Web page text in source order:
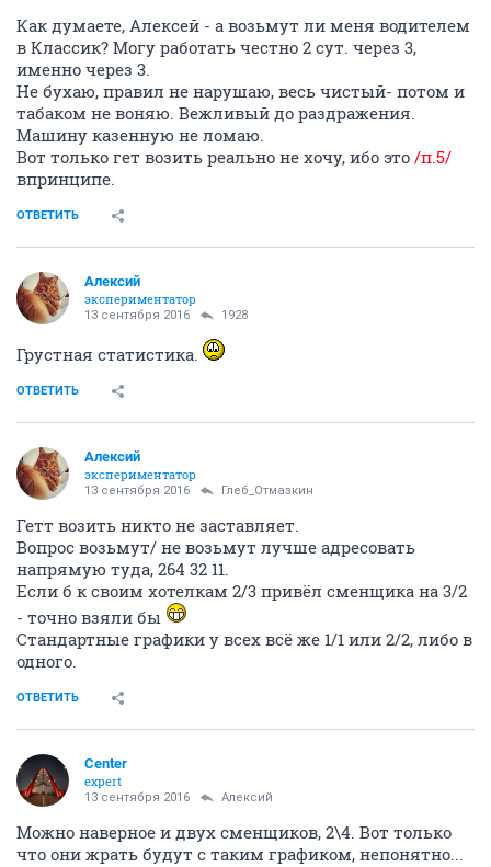
Как думаете, Алексей - а возьмут ли меня водителем
в Классик? Могу работать честно 2 сут. через 3,
именно через 3.
Не бухаю, правил не нарушаю, весь чистый- потом и
табаком не воняю. Вежливый до раздражения.
Машину казенную не ломаю.
Вот только гет возить реально не хочу, ибо это /п.5/
впринципе.
ОТВЕТИТЬ
Алексий
экспериментатор
13 сентября 2016 1928
Грустная статистика.
ОТВЕТИТЬ
Алексий
экспериментатор
13 сентября 2016 Глеб_Отмазкин
Гетт возить никто не заставляет.
Вопрос возьмут/ не возьмут лучше адресовать
напрямую туда, 264 32 11.
Если б к своим хотелкам 2/3 привёл сменщика на 3/2
- точно взяли бы
Стандартные графики у всех всё же 1/1 или 2/2, либо в
одного.
ОТВЕТИТЬ
Center
expert
13 сентября 2016 Алексий
Можно наверное и двух сменщиков, 2\4. Вот только
что они жрать будут с таким графиком, непонятно...